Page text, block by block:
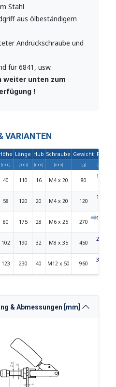
Stahl
aus ölbeständigem
Andrückschraube und
für 6841, usw.
weiter unten zum
!
VARIANTEN
Länge Hub Schraube Gewicht Preis
[mm] [mm] [mm] [mm] [g] [EUR]
40 110 16 M4 x 20 80
15,50
58 120 20 M4 x 20 120
17,60
80 175 28 M6 x 25 270
19,80
102 190 32 M8 x 35 450
23,80
123 230 40 M12 x 50 960
32,90
& Abmessungen [mm]